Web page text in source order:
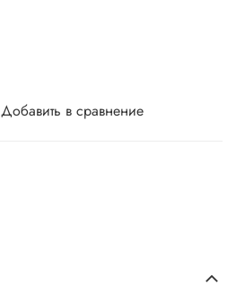
Добавить в сравнение